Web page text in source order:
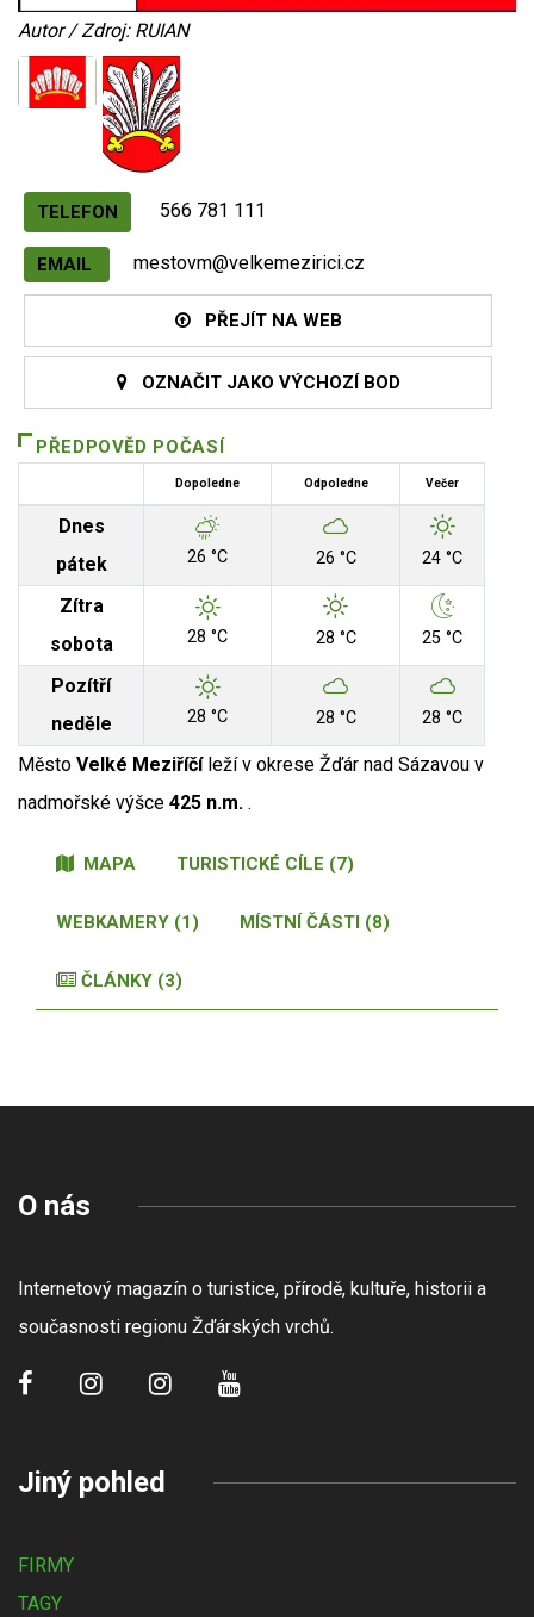
Autor / Zdroj: RUIAN
TELEFON 566 781 111
EMAIL mestovm@velkemezirici.cz
PŘEJÍT NA WEB
OZNAČIT JAKO VÝCHOZÍ BOD
PŘEDPOVĚD POČASÍ
Dopoledne Odpoledne Večer
Dnes
pátek
26 °C 26 °C 24 °C
Zítra
sobota
28 °C 28 °C 25 °C
Pozítří
neděle
28 °C 28 °C 28 °C
Město Velké Meziříčíleží v okrese Žďár nad Sázavou v
nadmořské výšce 425 n.m. .
MAPA TURISTICKÉ CÍLE (7)
WEBKAMERY (1) MÍSTNÍ ČÁSTI (8)
ČLÁNKY (3)
O nás
Internetový magazín o turistice, přírodě, kultuře, historii a
současnosti regionu Žďárských vrchů.
Jiný pohled
FIRMY
TAGY